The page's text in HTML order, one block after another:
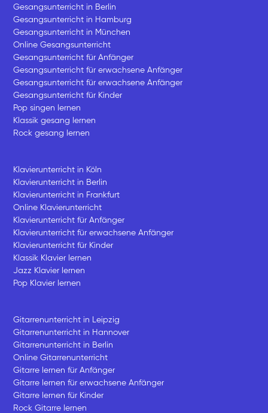
Gesangsunterricht in Berlin
Gesangsunterricht in Hamburg
Gesangsunterricht in München
Online Gesangsunterricht
Gesangsunterricht für Anfänger
Gesangsunterricht für erwachsene Anfänger
Gesangsunterricht für erwachsene Anfänger
Gesangsunterricht für Kinder
Pop singen lernen
Klassik gesang lernen
Rock gesang lernen
Klavierunterricht in Köln
Klavierunterricht in Berlin
Klavierunterricht in Frankfurt
Online Klavierunterricht
Klavierunterricht für Anfänger
Klavierunterricht für erwachsene Anfänger
Klavierunterricht für Kinder
Klassik Klavier lernen
Jazz Klavier lernen
Pop Klavier lernen
Gitarrenunterricht in Leipzig
Gitarrenunterricht in Hannover
Gitarrenunterricht in Berlin
Online Gitarrenunterricht
Gitarre lernen für Anfänger
Gitarre lernen für erwachsene Anfänger
Gitarre lernen für Kinder
Rock Gitarre lernen